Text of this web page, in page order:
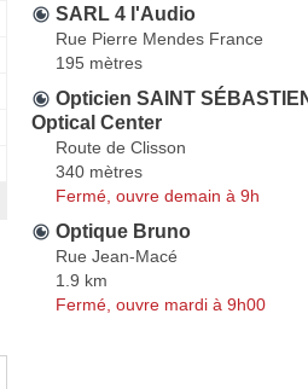
SARL 4 l'Audio
Rue Pierre Mendes France
195 mètres
Opticien SAINT
Optical Center
Route de Clisson
340 mètres
Fermé, ouvre demain à 9h
Optique Bruno
Rue Jean-Macé
1.9 km
Fermé, ouvre mardi à 9h00